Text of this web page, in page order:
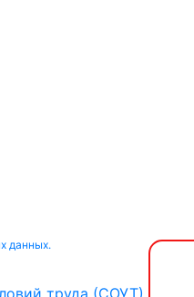
данных.
труда (СОУТ)